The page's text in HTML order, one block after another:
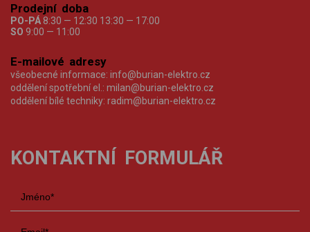
Prodejní doba
PO-PÁ 8:30 — 12:30 13:30 — 17:00
SO 9:00 — 11:00
E-mailové adresy
všeobecné informace: info@burian-elektro.cz
oddělení spotřební el.: milan@burian-elektro.cz
oddělení bílé techniky: radim@burian-elektro.cz
KONTAKTNÍ FORMULÁŘ